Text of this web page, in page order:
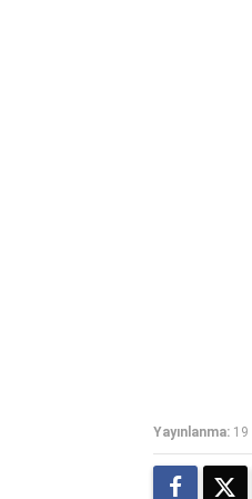
Yayınlanma: 19